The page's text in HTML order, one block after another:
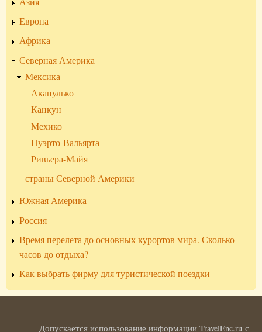
Пуэрто-
Вальярта
Европа
Африка
Северная Америка
Мексика
Акапулько
Канкун
Мехико
Пуэрто-Вальярта
Ривьера-Майя
страны Северной Америки
Южная Америка
Россия
Время перелета до основных курортов мира. Сколько
часов до отдыха?
Как выбрать фирму для туристической поездки
Допускается использование информации TravelEnc.ru с